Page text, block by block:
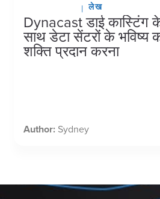
लेख
Dynacast डाई कास्टिंग
साथ डेटा सेंटरों के भविष्य
शक्ति प्रदान करना
Author: Sydney